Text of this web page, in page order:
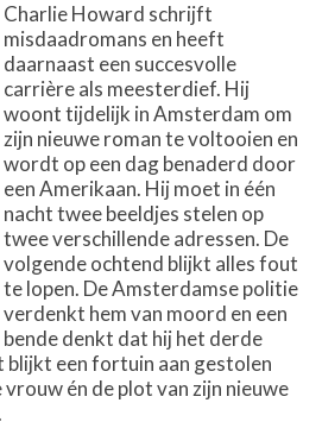
Charlie Howard schrijft
misdaadromans en heeft
daarnaast een succesvolle
carrière als meesterdief. Hij
woont tijdelijk in Amsterdam om
zijn nieuwe roman te voltooien en
wordt op een dag benaderd door
een Amerikaan. Hij moet in één
nacht twee beeldjes stelen op
twee verschillende adressen. De
volgende ochtend blijkt alles fout
te lopen. De Amsterdamse politie
verdenkt hem van moord en een
bende denkt dat hij het derde
blijkt een fortuin aan gestolen
én de plot van zijn nieuwe